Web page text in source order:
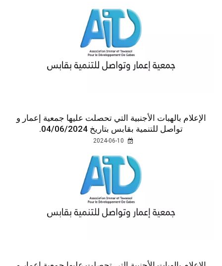
الإعلام بالهبات الأجنبية التي تحصلت عليها جمعية إعمار و
تواصل للتنمية بقابس بتاريخ 04/06/2024.